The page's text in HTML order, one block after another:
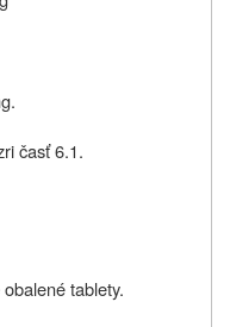
časť 6.1.
tablety.